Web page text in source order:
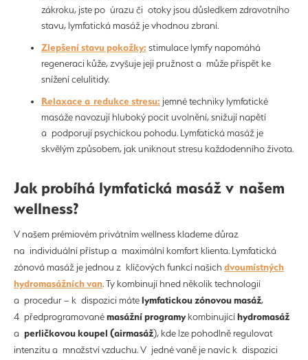
zákroku, jste po úrazu či otoky jsou důsledkem zdravotního
stavu, lymfatická masáž je vhodnou zbraní.
Zlepšení stavu pokožky: stimulace lymfy napomáhá
regeneraci kůže, zvyšuje její pružnost a může přispět ke
snížení celulitidy.
Relaxace a redukce stresu: jemné techniky lymfatické
masáže navozují hluboký pocit uvolnění, snižují napětí
a podporují psychickou pohodu. Lymfatická masáž je
skvělým způsobem, jak uniknout stresu každodenního života.
Jak probíhá lymfatická masáž v našem
wellness?
V našem prémiovém privátním wellness klademe důraz
na individuální přístup a maximální komfort klienta. Lymfatická
zónová masáž je jednou z klíčových funkcí našich dvoumístných
hydromasážních van. Ty kombinují hned několik technologií
a procedur – k dispozici mátelymfatickou zónovou masáž,
4 předprogramovanémasážní programykombinujícíhydromasáž
a perličkovou koupel (airmasáž), kde lze pohodlně regulovat
intenzitu a množství vzduchu. V jedné vaně je navíc k dispozici